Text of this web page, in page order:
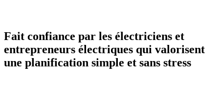
Fait confiance par les électriciens et
entrepreneurs électriques qui valorisent
une planification simple et sans stress